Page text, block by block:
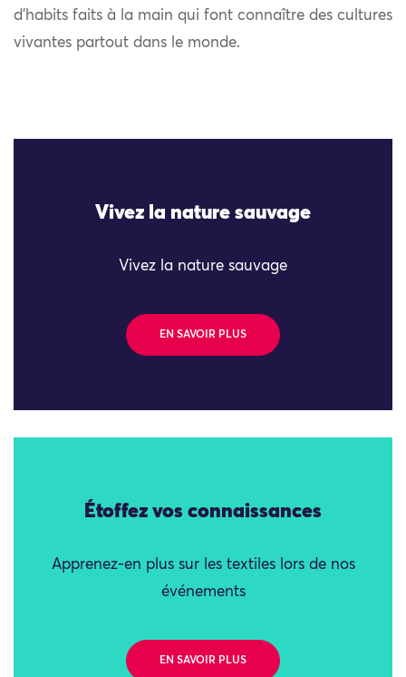
d’habits faits à la main qui font connaître des cultures
vivantes partout dans le monde.
Vivez la nature sauvage
Vivez la nature sauvage
EN SAVOIR PLUS
Étoffez vos connaissances
Apprenez-en plus sur les textiles lors de nos
événements
EN SAVOIR PLUS